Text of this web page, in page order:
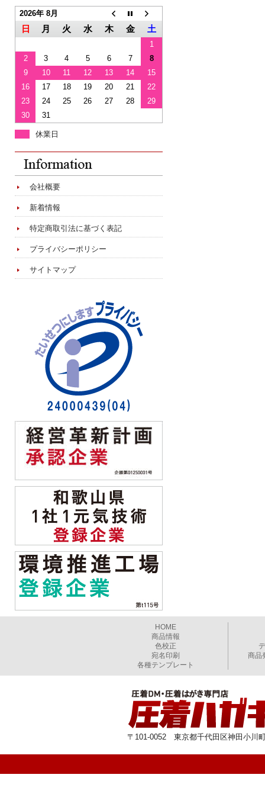
2026年 8月
日 月 火 水 木 金 土
1
2
3 4 5 6 7
8
9
10 11 12 13 14
15
16
17 18 19 20 21
22
23
24 25 26 27 28
29
30
31
休業日
会社概要
新着情報
特定商取引法に基づく表記
プライバシーポリシー
サイトマップ
HOME
商品情報
色校正
宛名印刷
各種テンプレート
商品
〒101-0052 東京都千代田区神田小川